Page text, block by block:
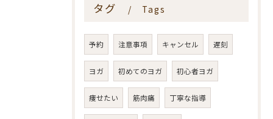
タグ Tags
予約 注意事項 キャンセル 遅刻
ヨガ 初めてのヨガ 初心者ヨガ
痩せたい 筋肉痛 丁寧な指導